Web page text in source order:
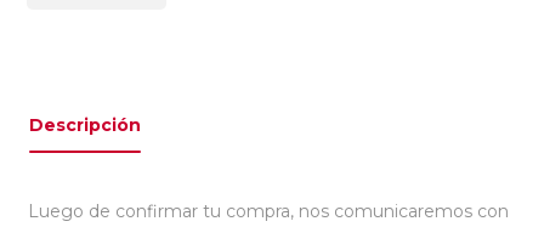
Descripción
Luego de confirmar tu compra, nos comunicaremos con